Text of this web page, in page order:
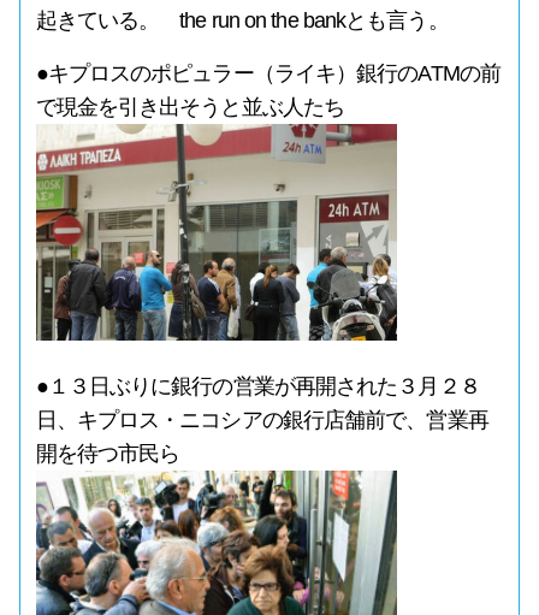
起きている。 the run on the bankとも言う。
●キプロスのポピュラー（ライキ）銀行のATMの前
で現金を引き出そうと並ぶ人たち
●１３日ぶりに銀行の営業が再開された３月２８
日、キプロス・ニコシアの銀行店舗前で、営業再
開を待つ市民ら